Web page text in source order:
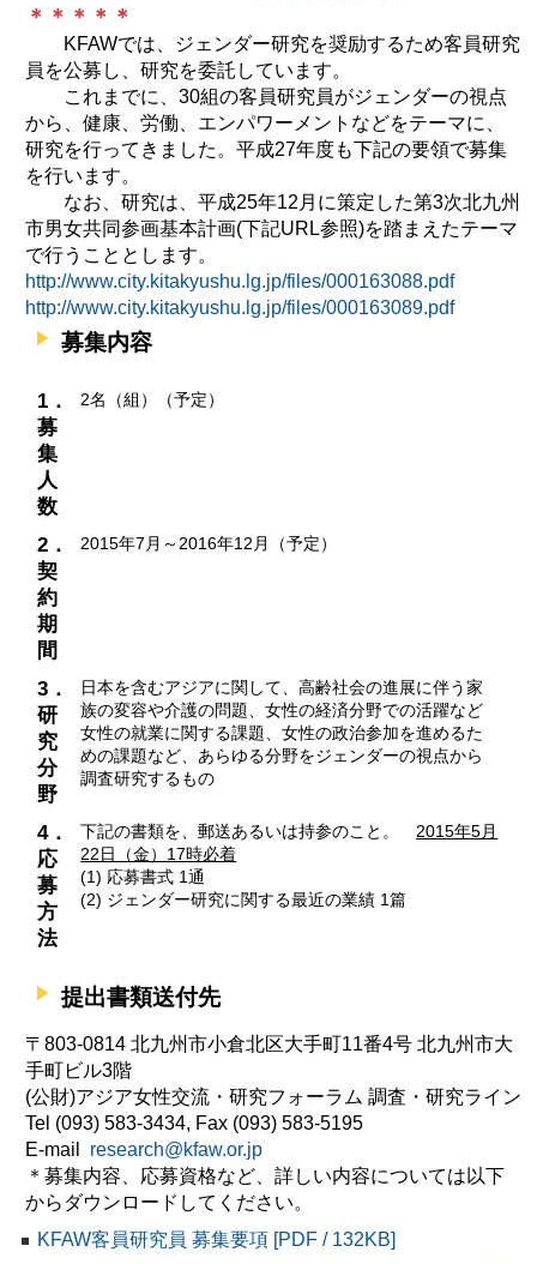
＊＊＊＊＊
KFAWでは、ジェンダー研究を奨励するため客員研究
員を公募し、研究を委託しています。
これまでに、30組の客員研究員がジェンダーの視点
から、健康、労働、エンパワーメントなどをテーマに、
研究を行ってきました。平成27年度も下記の要領で募集
を行います。
なお、研究は、平成25年12月に策定した第3次北九州
市男女共同参画基本計画(下記URL参照)を踏まえたテーマ
で行うこととします。
http://www.city.kitakyushu.lg.jp/files/000163088.pdf
http://www.city.kitakyushu.lg.jp/files/000163089.pdf
募集内容
1．
募
集
人
数
2名（組）（予定）
2．
契
約
期
間
2015年7月～2016年12月（予定）
3．
研
究
分
野
日本を含むアジアに関して、高齢社会の進展に伴う家
族の変容や介護の問題、女性の経済分野での活躍など
女性の就業に関する課題、女性の政治参加を進めるた
めの課題など、あらゆる分野をジェンダーの視点から
調査研究するもの
4．
応
募
方
法
下記の書類を、郵送あるいは持参のこと。 2015年5月
22日（金）17時必着
(1) 応募書式 1通
(2) ジェンダー研究に関する最近の業績 1篇
提出書類送付先
〒803-0814 北九州市小倉北区大手町11番4号 北九州市大
手町ビル3階
(公財)アジア女性交流・研究フォーラム 調査・研究ライン
Tel (093) 583-3434, Fax (093) 583-5195
E-mail research@kfaw.or.jp
＊募集内容、応募資格など、詳しい内容については以下
からダウンロードしてください。
KFAW客員研究員 募集要項 [PDF / 132KB]